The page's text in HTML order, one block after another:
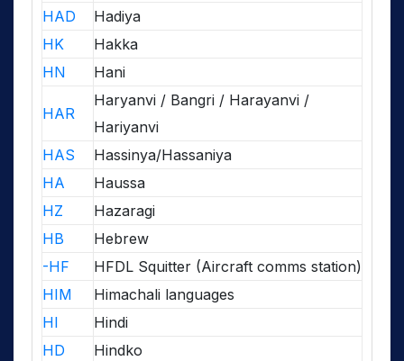
HAD
Hadiya
HK
Hakka
HN
Hani
HAR
Haryanvi / Bangri / Harayanvi /
Hariyanvi
HAS
Hassinya/Hassaniya
HA
Haussa
HZ
Hazaragi
HB
Hebrew
-HF
HFDL Squitter (Aircraft comms station)
HIM
Himachali languages
HI
Hindi
HD
Hindko